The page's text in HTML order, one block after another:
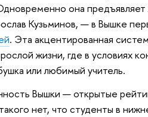
она
Кузьминов, — в Вышке
. Эта акцентированная
жизни, где в условиях
или любимый учитель.
Вышки — открытые
нет, что студенты в